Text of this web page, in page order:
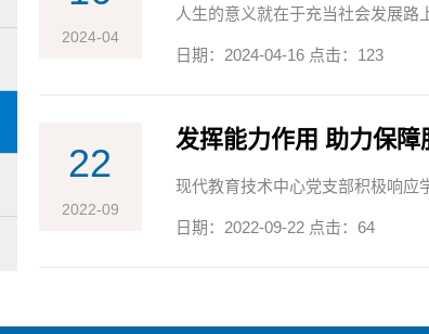
2024-04
人生的意义就在于充当社会发展路
日期：2024-04-16 点击： 123
22
2022-09
发挥能力作用 助力保障
现代教育技术中心党支部积极响应
日期：2022-09-22 点击： 64